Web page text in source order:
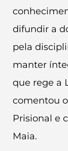
difundir a
pela
manter
que rege a
comentou
Prisional e
Maia.